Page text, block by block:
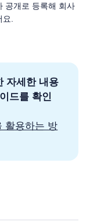
공개로 등록해 회사
.
자세한 내용
드를 확인
활용하는 방